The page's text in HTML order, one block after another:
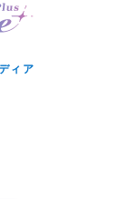
ィア